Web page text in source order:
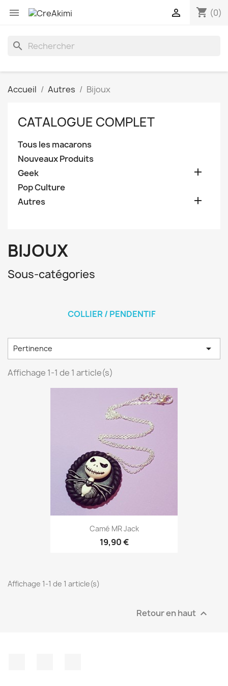
 shopping_cart (0)

search
Accueil Autres Bijoux
CATALOGUE COMPLET
Tous les macarons
Nouveaux Produits
Geek

Pop Culture
Autres

BIJOUX
Sous-catégories
COLLIER / PENDENTIF
Pertinence 
Affichage 1-1 de 1 article(s)
Camé MR Jack
19,90 €
Affichage 1-1 de 1 article(s)
Retour en haut 